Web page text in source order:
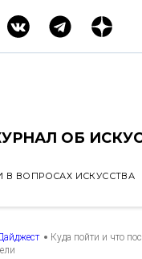
ОБ
В ВОПРОСАХ ИСКУССТВА
Куда пойти и что